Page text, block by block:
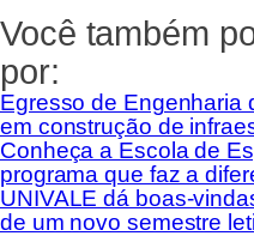
Você também
por:
Egresso de Engenharia
em construção de
Conheça a Escola de
programa que faz a
UNIVALE dá boas-
de um novo semestre